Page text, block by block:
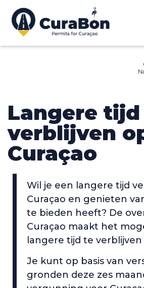
Langere tijd
verblijven
Curaçao
Wil je een langere tijd
Curaçao en genieten
te bieden heeft? De
Curaçao maakt het
langere tijd te
Je kunt op basis van
gronden deze zes